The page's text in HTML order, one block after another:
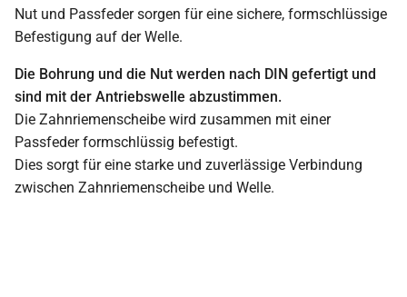
Nut und Passfeder sorgen für eine sichere, formschlüssige
Befestigung auf der Welle.
Die Bohrung und die Nut werden nach DIN gefertigt und
sind mit der Antriebswelle abzustimmen.
Die Zahnriemenscheibe wird zusammen mit einer
Passfeder formschlüssig befestigt.
Dies sorgt für eine starke und zuverlässige Verbindung
zwischen Zahnriemenscheibe und Welle.